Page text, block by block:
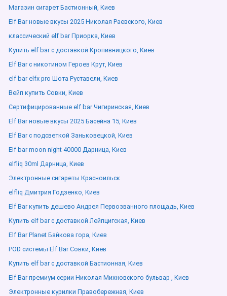
Магазин сигарет Бастионный, Киев
Elf Bar новые вкусы 2025 Николая Раевского, Киев
классический elf bar Приорка, Киев
Купить elf bar с доставкой Кропивницкого, Киев
Elf Bar с никотином Героев Крут, Киев
elf bar elfx pro Шота Руставели, Киев
Вейп купить Совки, Киев
Сертифицированные elf bar Чигиринская, Киев
Elf Bar новые вкусы 2025 Басейна 15, Киев
Elf Bar с подсветкой Заньковецкой, Киев
Elf bar moon night 40000 Дарница, Киев
elfliq 30ml Дарница, Киев
Электронные сигареты Красноильск
elfliq Дмитрия Годзенко, Киев
Elf Bar купить дешево Андрея Первозванного площадь, Киев
Купить elf bar с доставкой Лейпцигская, Киев
Elf Bar Planet Байкова гора, Киев
POD системы Elf Bar Совки, Киев
Купить elf bar с доставкой Бастионная, Киев
Elf Bar премиум серии Николая Михновского бульвар , Киев
Электронные курилки Правобережная, Киев